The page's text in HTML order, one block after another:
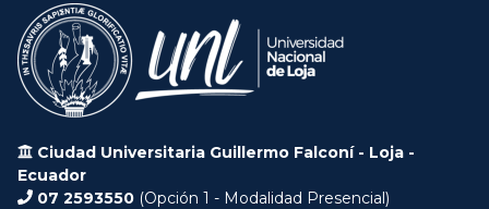
Ciudad Universitaria Guillermo Falconí - Loja -
Ecuador
07 2593550 (Opción 1 - Modalidad Presencial)